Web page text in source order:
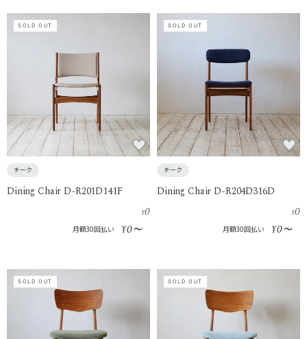
SOLD OUT
チーク
Dining Chair D-R201D141F
¥0
月額30回払い ¥0〜
SOLD OUT
チーク
Dining Chair D-R204D316D
¥0
月額30回払い ¥0〜
SOLD OUT SOLD OUT